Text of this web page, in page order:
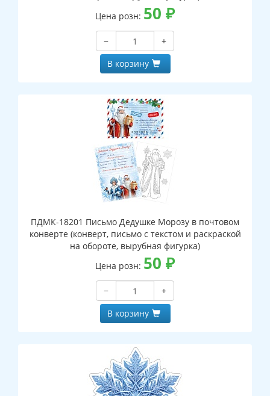
Цена розн: 50 ₽
−
+
В корзину
ПДМК-18201 Письмо Дедушке Морозу в почтовом
конверте (конверт, письмо с текстом и раскраской
на обороте, вырубная фигурка)
Цена розн: 50 ₽
−
+
В корзину